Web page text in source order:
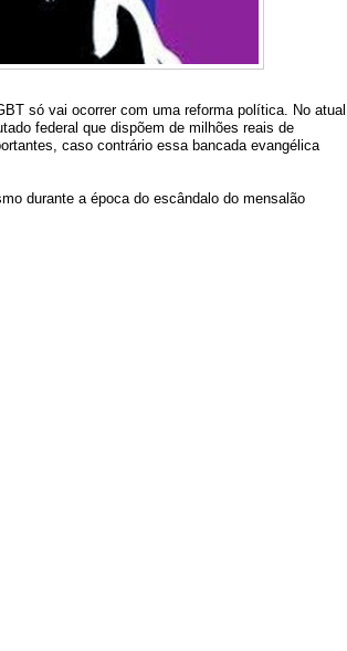
só vai ocorrer com uma reforma política. No atual
federal que dispõem de milhões reais de
caso contrário essa bancada evangélica
durante a época do escândalo do mensalão